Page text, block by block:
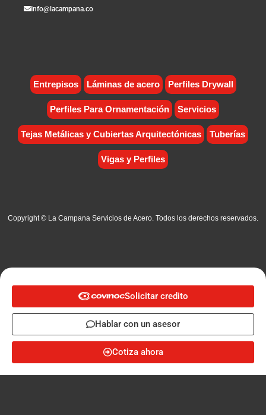
Info@lacampana.co
Entrepisos Láminas de acero Perfiles Drywall
Perfiles Para Ornamentación Servicios
Tejas Metálicas y Cubiertas Arquitectónicas Tuberías
Vigas y Perfiles
Copyright © La Campana Servicios de Acero. Todos los derechos reservados.
Solicitar credito
Hablar con un asesor
Cotiza ahora